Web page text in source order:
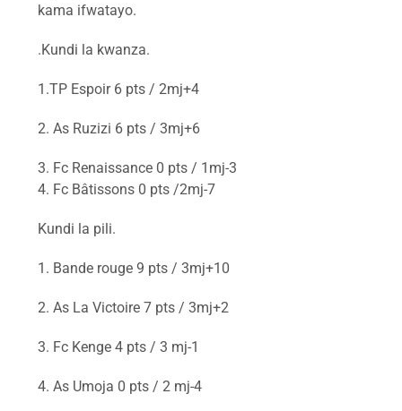
kama ifwatayo.
.Kundi la kwanza.
1.TP Espoir 6 pts / 2mj+4
2. As Ruzizi 6 pts / 3mj+6
3. Fc Renaissance 0 pts / 1mj-3
4. Fc Bâtissons 0 pts /2mj-7
Kundi la pili.
1. Bande rouge 9 pts / 3mj+10
2. As La Victoire 7 pts / 3mj+2
3. Fc Kenge 4 pts / 3 mj-1
4. As Umoja 0 pts / 2 mj-4